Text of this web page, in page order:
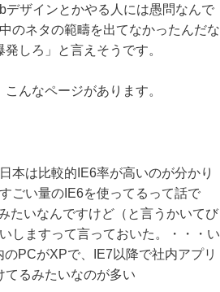
ザインとかやる人には愚問なんで
のネタの範疇を出てなかったんだな
しろ」と言えそうです。
んなページがあります。
本は比較的IE6率が高いのが分かり
ごい量のIE6を使ってるって話で
たいなんですけど（と言うかいてび
しますって言っておいた。・・・い
PCがXPで、IE7以降で社内アプリ
るみたいなのが多い